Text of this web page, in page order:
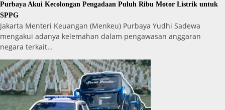
Purbaya Akui Kecolongan Pengadaan Puluh Ribu Motor Listrik untuk
SPPG
Jakarta Menteri Keuangan (Menkeu) Purbaya Yudhi Sadewa
mengakui adanya kelemahan dalam pengawasan anggaran
negara terkait…